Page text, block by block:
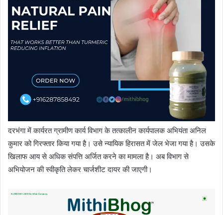
दरभंगा में कार्यरत ग्रामीण कार्य विभाग के तत्कालीन कार्यपालक अभियंता अनिल
कुमार को गिरफ्तार किया गया है। उसे न्यायिक हिरासत में जेल भेजा गया है। उसके
खिलाफ आय से अधिक संपत्ति अर्जित करने का मामला है। अब विभाग से
अभियोजन की स्वीकृति लेकर चार्जशीट दायर की जाएगी।